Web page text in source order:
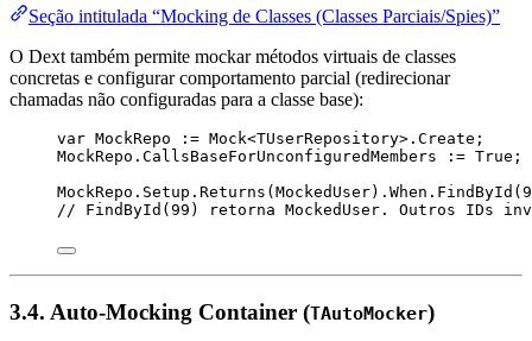
Seção intitulada “Mocking de Classes (Classes Parciais/Spies)”
O Dext também permite mockar métodos virtuais de classes
concretas e configurar comportamento parcial (redirecionar
chamadas não configuradas para a classe base):
var MockRepo := Mock<TUserRepository>.Create;
MockRepo.CallsBaseForUnconfiguredMembers := True ;
MockRepo.Setup.Returns(MockedUser).When.FindById(
// FindById(99) retorna MockedUser. Outros IDs
3.4. Auto-Mocking Container (TAutoMocker)